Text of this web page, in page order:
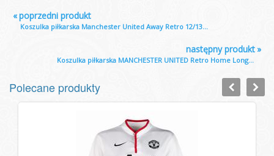
«poprzedni produkt
Koszulka piłkarska Manchester United Away Retro 12/13...
»
następny produkt
Koszulka piłkarska MANCHESTER UNITED Retro Home Long...
Polecane produkty